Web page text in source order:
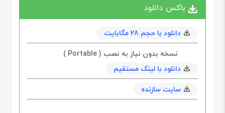
باکس دانلود
دانلود با حجم 28 مگابايت
نسخه بدون نیاز به نصب ( Portable )
دانلود با لینک مستقیم
سایت سازنده